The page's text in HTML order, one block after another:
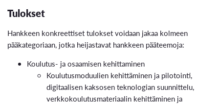
Tulokset
Hankkeen konkreettiset tulokset voidaan jakaa kolmeen
pääkategoriaan, jotka heijastavat hankkeen pääteemoja:
Koulutus- ja osaamisen kehittaminen
Koulutusmoduulien kehittäminen ja pilotointi,
digitaalisen kaksosen teknologian suunnittelu,
verkkokoulutusmateriaalin kehittäminen ja